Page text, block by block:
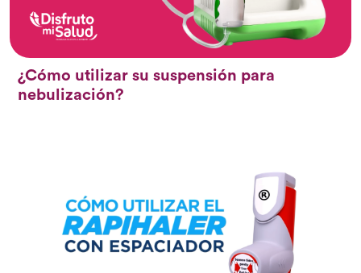
¿Cómo utilizar su suspensión para
nebulización?